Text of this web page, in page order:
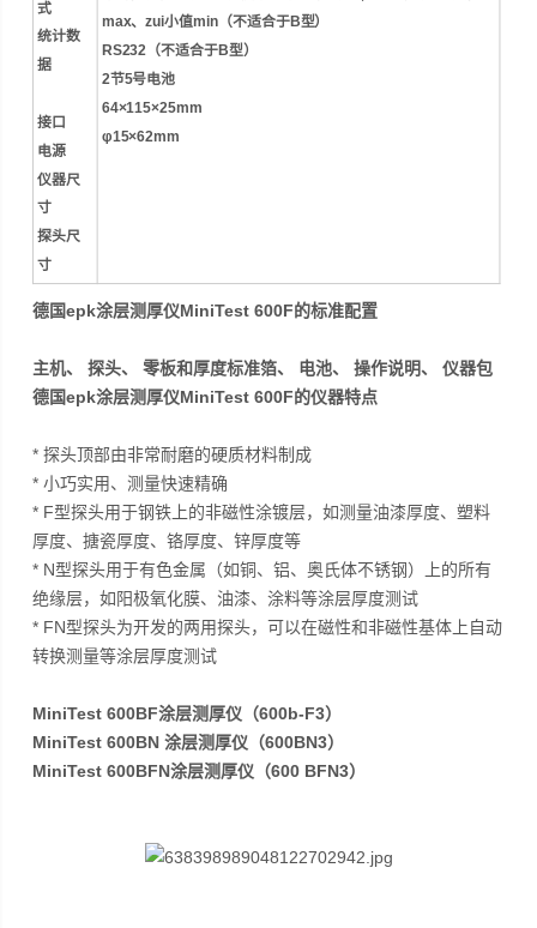
式
统计数
据
接口
电源
仪器尺
寸
探头尺
寸
max、zui小值min（不适合于B型）
RS232（不适合于B型）
2节5号电池
64×115×25mm
φ15×62mm
德国epk涂层测厚仪MiniTest 600F的标准配置
主机、 探头、 零板和厚度标准箔、 电池、 操作说明、 仪器包
德国epk涂层测厚仪MiniTest 600F的仪器特点
* 探头顶部由非常耐磨的硬质材料制成
* 小巧实用、测量快速精确
* F型探头用于钢铁上的非磁性涂镀层，如测量油漆厚度、塑料
厚度、搪瓷厚度、铬厚度、锌厚度等
* N型探头用于有色金属（如铜、铝、奥氏体不锈钢）上的所有
绝缘层，如阳极氧化膜、油漆、涂料等涂层厚度测试
* FN型探头为开发的两用探头，可以在磁性和非磁性基体上自动
转换测量等涂层厚度测试
MiniTest 600BF涂层测厚仪（600b-F3）
MiniTest 600BN 涂层测厚仪（600BN3）
MiniTest 600BFN涂层测厚仪（600 BFN3）